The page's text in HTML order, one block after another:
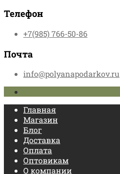
Телефон
+7(985) 766-50-86
Почта
info@polyanapodarkov.ru
Главная
Магазин
Блог
Доставка
Оплата
Оптовикам
О компании